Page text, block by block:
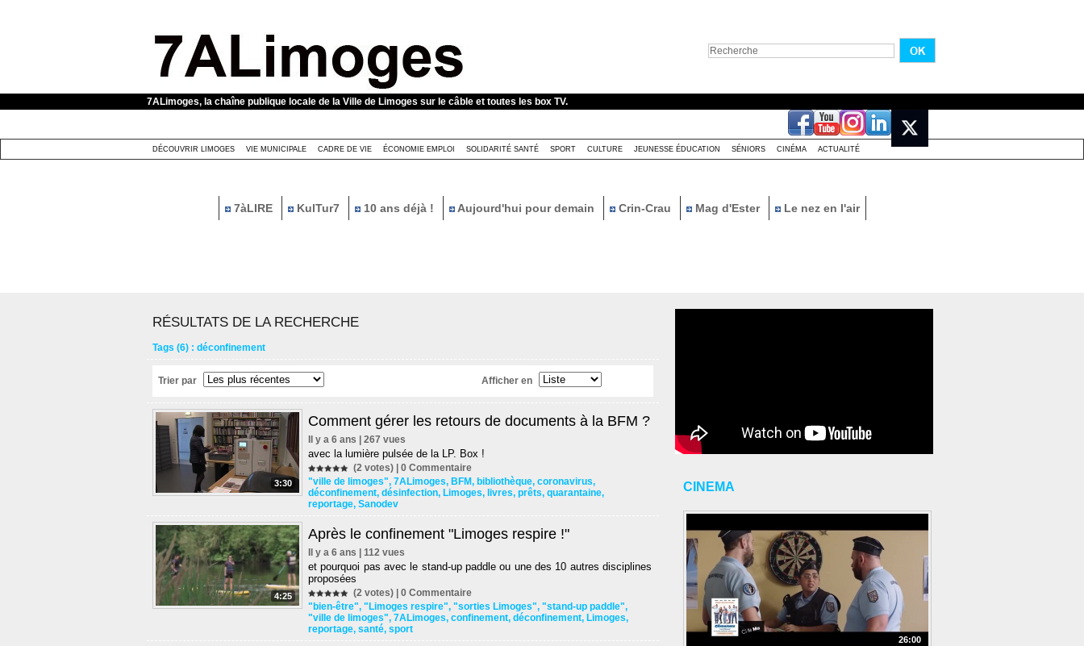
7ALimoges, la chaîne publique locale de la Ville de Limoges sur le câble et toutes les box TV.
DÉCOUVRIR LIMOGES VIE MUNICIPALE CADRE DE VIE ÉCONOMIE EMPLOI SOLIDARITÉ SANTÉ SPORT CULTURE JEUNESSE ÉDUCATION SÉNIORS CINÉMA ACTUALITÉ
7àLIRE KulTur7 10 ans déjà ! Aujourd'hui pour demain Crin-Crau Mag d'Ester Le nez en l'air
RÉSULTATS DE LA RECHERCHE
Tags (6) : déconfinement
Trier par Afficher en
3:30
Comment gérer les retours de documents à la BFM ?
Il y a 6 ans | 267 vues
avec la lumière pulsée de la LP. Box !
(2 votes) | 0 Commentaire
"ville de limoges", 7ALimoges, BFM, bibliothèque, coronavirus,
déconfinement, désinfection, Limoges, livres, prêts, quarantaine,
reportage, Sanodev
4:25
Après le confinement "Limoges respire !"
Il y a 6 ans | 112 vues
et pourquoi pas avec le stand-up paddle ou une des 10 autres disciplines
proposées
(2 votes) | 0 Commentaire
"bien-être", "Limoges respire", "sorties Limoges", "stand-up paddle",
"ville de limoges", 7ALimoges, confinement, déconfinement, Limoges,
reportage, santé, sport
CINEMA
26:00